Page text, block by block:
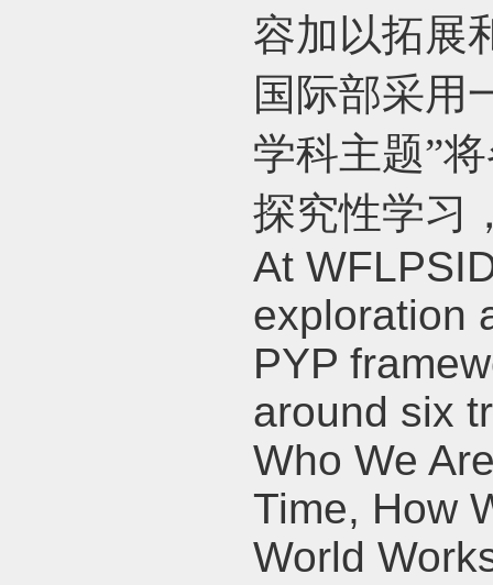
容加以拓展
国际部采用
学科主题”
探究性学习
At
exploration
PYP
around six
Who We
Time, How
World